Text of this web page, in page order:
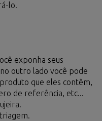
lo.
exponha seus
outro lado você pode
que eles contêm,
de referência, etc...